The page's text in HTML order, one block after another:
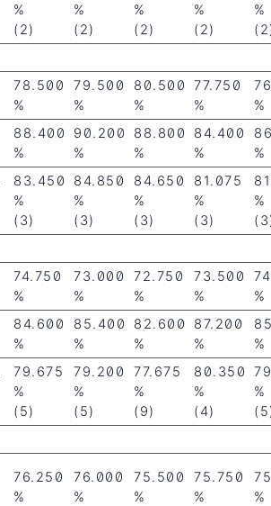
%
(2)
%
(2)
%
(2)
%
(2)
%
78.500
%
79.500
%
80.500
%
77.750
%
%
88.400
%
90.200
%
88.800
%
84.400
%
%
83.450
%
(3)
84.850
%
(3)
84.650
%
(3)
81.075
%
(3)
%
74.750
%
73.000
%
72.750
%
73.500
%
%
84.600
%
85.400
%
82.600
%
87.200
%
%
79.675
%
(5)
79.200
%
(5)
77.675
%
(9)
80.350
%
(4)
%
76.250
%
76.000
%
75.500
%
75.750
%
%